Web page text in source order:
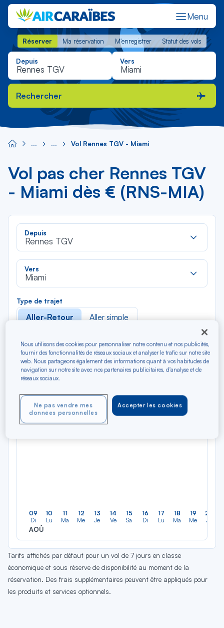
Menu
Réserver Ma réservation M'enregistrer Statut des vols
Réserver Ma réservation M'enregistrer Statut des vols
Depuis Vers
Rechercher
Vol Rennes TGV - Miami
Vol pas cher Rennes TGV
- Miami dès € (RNS-MIA)
Depuis
Rennes TGV
Vers
Miami
Type de trajet
Aller-Retour Aller simple
Filtrer Vider
AOÛ 2026
09
Di
AOÛ
10
Lu
11
Ma
12
Me
13
Je
14
Ve
15
Sa
16
Di
17
Lu
18
Ma
19
Me
20
Je
Tarifs affichés par défaut pour un vol de 7 jours en classe
économique et sous réserve de disponibilité au moment de la
réservation. Des frais supplémentaires peuvent être appliqués pour
les produits et services optionnels.
Nous utilisons des cookies pour personnaliser notre contenu et nos publicités,
fournir des fonctionnalités de réseaux sociaux et analyser le trafic sur notre site
web. Nous partageons également des informations quant à vos habitudes de
navigation sur notre site avec nos partenaires publicitaires, d'analyse et de
réseaux sociaux.
Accepter les cookies
Ne pas vendre mes
données personnelles